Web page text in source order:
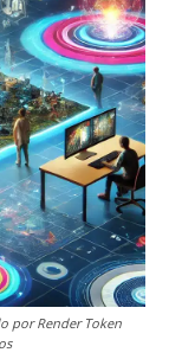
por Render Token